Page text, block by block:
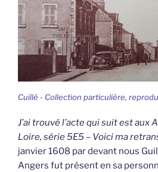
Cuillé - Collection particulière,
J’ai trouvé l’acte qui suit est aux
Loire, série 5E5 – Voici ma
janvier 1608 par devant nous
Angers fut présent en sa